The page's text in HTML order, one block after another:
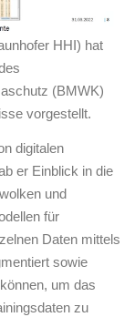
HHI) hat
(BMWK)
vorgestellt.
digitalen
er Einblick in die
und
für
Daten mittels
sowie
um das
zu